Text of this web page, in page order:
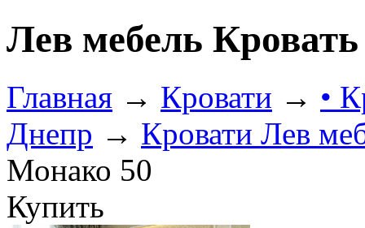
Лев мебель
Главная → Кровати → •
Днепр → Кровати Лев
Монако 50
Купить